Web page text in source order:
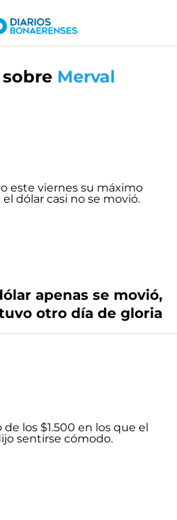
Merval
apenas se movió,
otro día de gloria